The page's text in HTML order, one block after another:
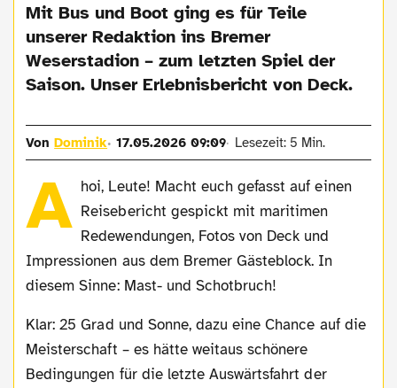
Mit Bus und Boot ging es für Teile
unserer Redaktion ins Bremer
Weserstadion – zum letzten Spiel der
Saison. Unser Erlebnisbericht von Deck.
VonDominik 17.05.2026 09:09 Lesezeit: 5 Min.
A hoi, Leute! Macht euch gefasst auf einen
Reisebericht gespickt mit maritimen
Redewendungen, Fotos von Deck und
Impressionen aus dem Bremer Gästeblock. In
diesem Sinne: Mast- und Schotbruch!
Klar: 25 Grad und Sonne, dazu eine Chance auf die
Meisterschaft – es hätte weitaus schönere
Bedingungen für die letzte Auswärtsfahrt der